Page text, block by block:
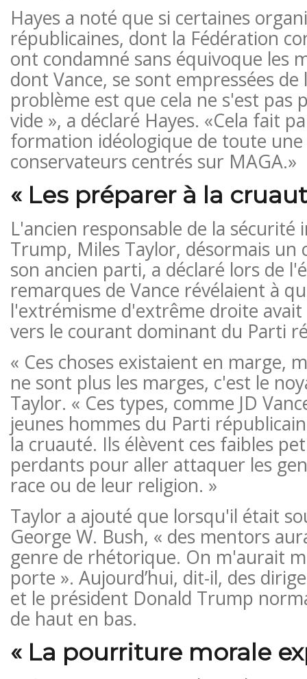
Hayes a noté que si certaines
républicaines, dont la Fédération
ont condamné sans équivoque les
dont Vance, se sont empressées de
problème est que cela ne s'est pas
vide », a déclaré Hayes. «Cela fait
formation idéologique de toute
conservateurs centrés sur MAGA.»
« Les préparer à la
L'ancien responsable de la sécurité
Trump, Miles Taylor, désormais un
son ancien parti, a déclaré lors de
remarques de Vance révélaient à
l'extrémisme d'extrême droite
vers le courant dominant du Parti
« Ces choses existaient en marge,
ne sont plus les marges, c'est le
Taylor. « Ces types, comme JD
jeunes hommes du Parti
la cruauté. Ils élèvent ces faibles
perdants pour aller attaquer les
race ou de leur religion. »
Taylor a ajouté que lorsqu'il était
George W. Bush, « des mentors
genre de rhétorique. On m'aurait
porte ». Aujourd’hui, dit-il, des
et le président Donald Trump
de haut en bas.
« La pourriture morale